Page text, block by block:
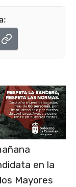
en la
Mayores